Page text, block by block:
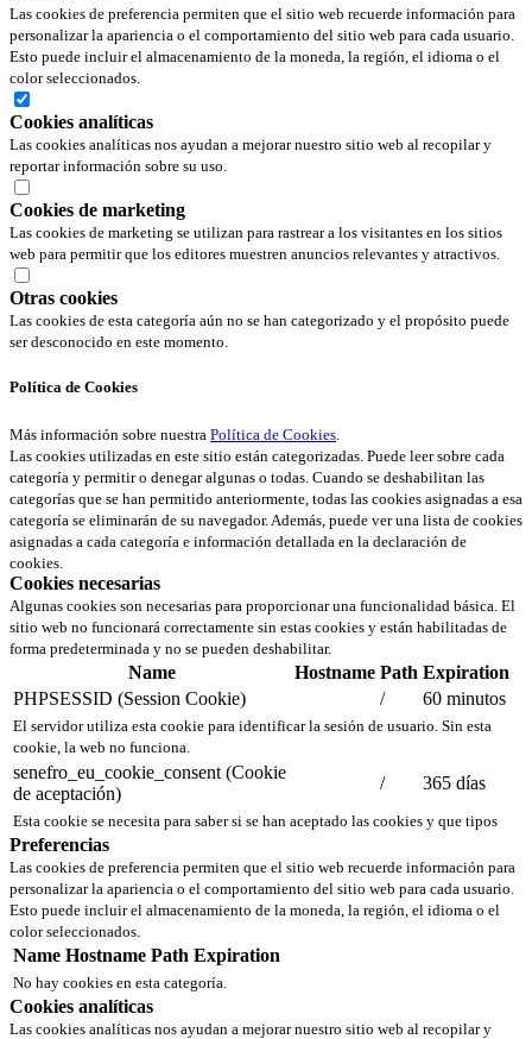
Las cookies de preferencia permiten que el sitio web recuerde información para
personalizar la apariencia o el comportamiento del sitio web para cada usuario.
Esto puede incluir el almacenamiento de la moneda, la región, el idioma o el
color seleccionados.
Cookies analíticas
Las cookies analíticas nos ayudan a mejorar nuestro sitio web al recopilar y
reportar información sobre su uso.
Cookies de marketing
Las cookies de marketing se utilizan para rastrear a los visitantes en los sitios
web para permitir que los editores muestren anuncios relevantes y atractivos.
Otras cookies
Las cookies de esta categoría aún no se han categorizado y el propósito puede
ser desconocido en este momento.
Política de Cookies
Más información sobre nuestra Política de Cookies.
Las cookies utilizadas en este sitio están categorizadas. Puede leer sobre cada
categoría y permitir o denegar algunas o todas. Cuando se deshabilitan las
categorías que se han permitido anteriormente, todas las cookies asignadas a esa
categoría se eliminarán de su navegador. Además, puede ver una lista de cookies
asignadas a cada categoría e información detallada en la declaración de
cookies.
Cookies necesarias
Algunas cookies son necesarias para proporcionar una funcionalidad básica. El
sitio web no funcionará correctamente sin estas cookies y están habilitadas de
forma predeterminada y no se pueden deshabilitar.
Name Hostname Path Expiration
PHPSESSID (Session Cookie)
/ 60 minutos
El servidor utiliza esta cookie para identificar la sesión de usuario. Sin esta
cookie, la web no funciona.
senefro_eu_cookie_consent (Cookie
de aceptación)
/ 365 días
Esta cookie se necesita para saber si se han aceptado las cookies y que tipos
Preferencias
Las cookies de preferencia permiten que el sitio web recuerde información para
personalizar la apariencia o el comportamiento del sitio web para cada usuario.
Esto puede incluir el almacenamiento de la moneda, la región, el idioma o el
color seleccionados.
Name Hostname Path Expiration
No hay cookies en esta categoría.
Cookies analíticas
Las cookies analíticas nos ayudan a mejorar nuestro sitio web al recopilar y